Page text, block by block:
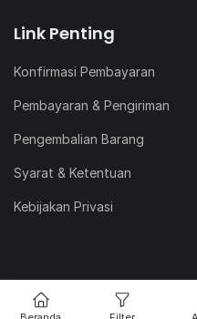
Link Penting
Konfirmasi Pembayaran
Pembayaran & Pengiriman
Pengembalian Barang
Syarat & Ketentuan
Kebijakan Privasi
@Copyright Delta Material